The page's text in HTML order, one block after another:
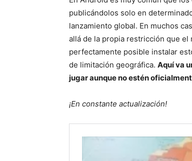
publicándolos solo en
lanzamiento global. En muchos
allá de la propia restricción que el
perfectamente posible instalar
de limitación geográfica. Aquí va
jugar aunque no estén
¡En constante actualización!